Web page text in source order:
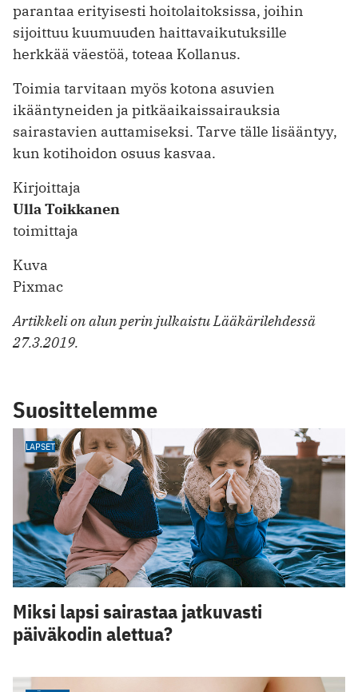
parantaa erityisesti hoitolaitoksissa, joihin
sijoittuu kuumuuden haittavaikutuksille
herkkää väestöä, toteaa Kollanus.
Toimia tarvitaan myös kotona asuvien
ikääntyneiden ja pitkäaikaissairauksia
sairastavien auttamiseksi. Tarve tälle lisääntyy,
kun kotihoidon osuus kasvaa.
Kirjoittaja
Ulla Toikkanen
toimittaja
Kuva
Pixmac
Artikkeli on alun perin julkaistu Lääkärilehdessä
27.3.2019.
Suosittelemme
LAPSET
Miksi lapsi sairastaa jatkuvasti
päiväkodin alettua?